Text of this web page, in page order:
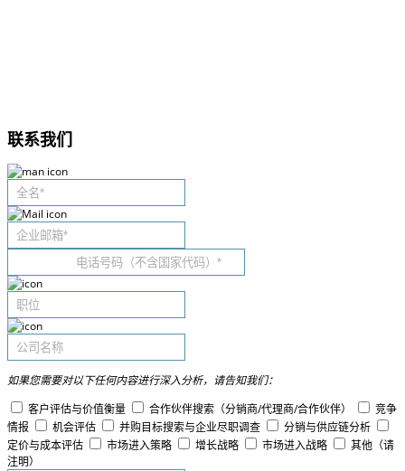
联系我们
如果您需要对以下任何内容进行深入分析，请告知我们：
客户评估与价值衡量
合作伙伴搜索（分销商/代理商/合作伙伴）
竞争
情报
机会评估 并购目标搜索与企业尽职调查
分销与供应链分析
定价与成本评估
市场进入策略 增长战略 市场进入战略
其他（请
注明）